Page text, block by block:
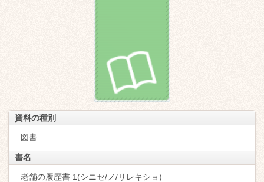
資料の種別
図書
書名
老舗の履歴書 1(シニセ/ノ/リレキショ)